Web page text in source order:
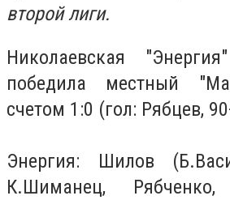
второй лиги.
Николаевская
победила местный
счетом 1:0 (гол: Рябцев,
Энергия: Шилов
К.Шиманец, Рябченко,